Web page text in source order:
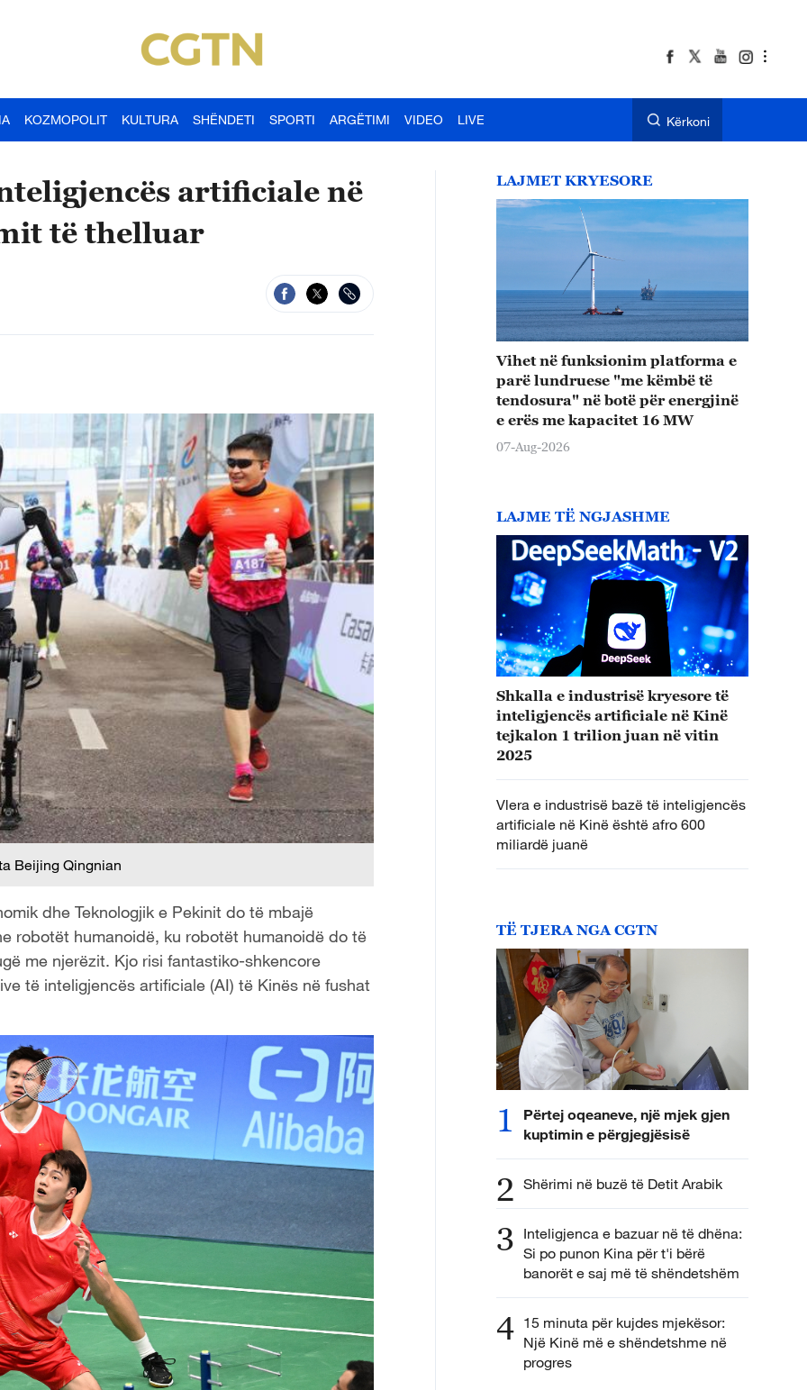
KOZMOPOLIT KULTURA SHËNDETI SPORTI ARGËTIMI VIDEO LIVE Kërkoni
artificiale në
të thelluar
Beijing Qingnian
dhe Teknologjik e Pekinit do të mbajë
robotët humanoidë, ku robotët humanoidë do të
me njerëzit. Kjo risi fantastiko-shkencore
të inteligjencës artificiale (AI) të Kinës në fushat
LAJMET KRYESORE
Vihet në funksionim platforma e
parë lundruese "me këmbë të
tendosura" në botë për energjinë
e erës me kapacitet 16 MW
07-Aug-2026
LAJME TË NGJASHME
Shkalla e industrisë kryesore të
inteligjencës artificiale në Kinë
tejkalon 1 trilion juan në vitin
2025
Vlera e industrisë bazë të inteligjencës
artificiale në Kinë është afro 600
miliardë juanë
TË TJERA NGA CGTN
1
Përtej oqeaneve, një mjek gjen
kuptimin e përgjegjësisë
2 Shërimi në buzë të Detit Arabik
3 Inteligjenca e bazuar në të dhëna:
Si po punon Kina për t'i bërë
banorët e saj më të shëndetshëm
4 15 minuta për kujdes mjekësor:
Një Kinë më e shëndetshme në
progres